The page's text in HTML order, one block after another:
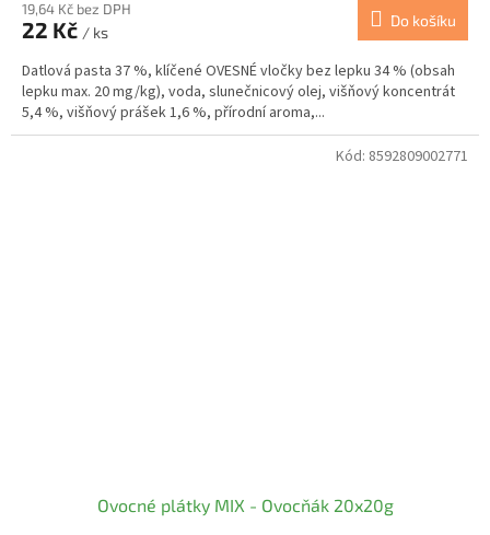
19,64 Kč bez DPH
22 Kč / ks
Do košíku
Datlová pasta 37 %, klíčené OVESNÉ vločky bez lepku 34 % (obsah
lepku max. 20 mg/kg), voda, slunečnicový olej, višňový koncentrát
5,4 %, višňový prášek 1,6 %, přírodní aroma,...
Ovocné plátky MIX - Ovocňák 20x20g
Kód: 8592809002771